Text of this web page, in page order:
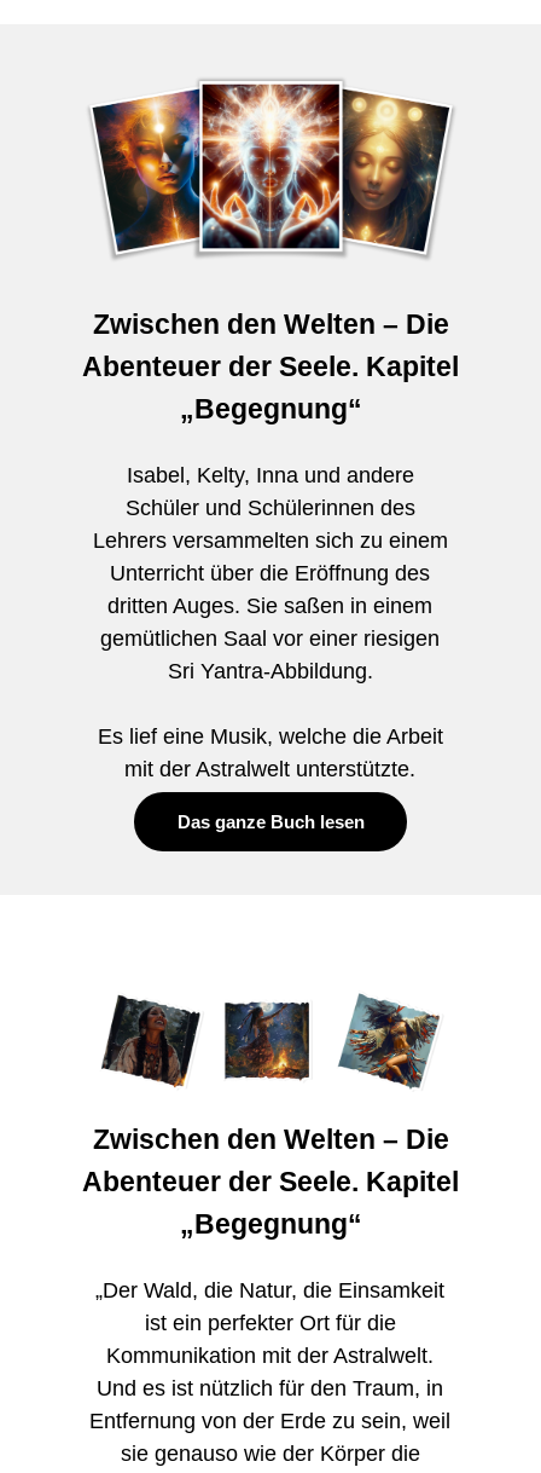
Isabel, Kelty, Inna und andere
Schüler und Schülerinnen des
Lehrers versammelten sich zu einem
Unterricht über die Eröffnung des
dritten Auges. Sie saßen in einem
gemütlichen Saal vor einer riesigen
Sri Yantra-Abbildung.
Es lief eine Musik, welche die Arbeit
mit der Astralwelt unterstützte.
Das ganze Buch lesen
Zwischen den Welten – Die
Abenteuer der Seele. Kapitel
„Begegnung“
„Der Wald, die Natur, die Einsamkeit
ist ein perfekter Ort für die
Kommunikation mit der Astralwelt.
Und es ist nützlich für den Traum, in
Entfernung von der Erde zu sein, weil
sie genauso wie der Körper die
Zwischen den Welten – Die
Abenteuer der Seele. Kapitel
„Begegnung“